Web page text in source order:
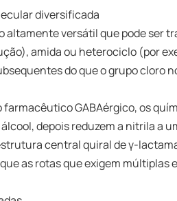
diversificada
versátil que pode ser
amida ou heterociclo (por
do que o grupo cloro
GABAérgico, os
depois reduzem a nitrila a
central quiral de γ-
as rotas que exigem múltiplas